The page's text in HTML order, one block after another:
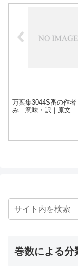
万葉集3044S番の作
み｜意味・訳｜原文
巻数による分